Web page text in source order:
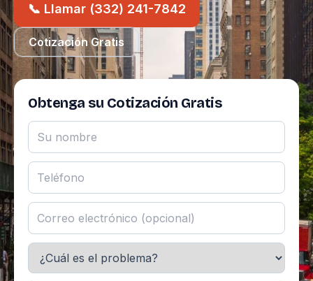
📞 Llamar (332) 241-7842
Cotización Gratis
Obtenga su Cotización Gratis